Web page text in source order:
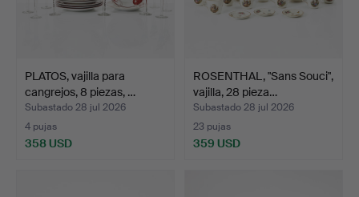
PLATOS, vajilla para
cangrejos, 8 piezas, …
Subastado 28 jul 2026
4 pujas
358 USD
ROSENTHAL, "Sans Souci",
vajilla, 28 pieza…
Subastado 28 jul 2026
23 pujas
359 USD